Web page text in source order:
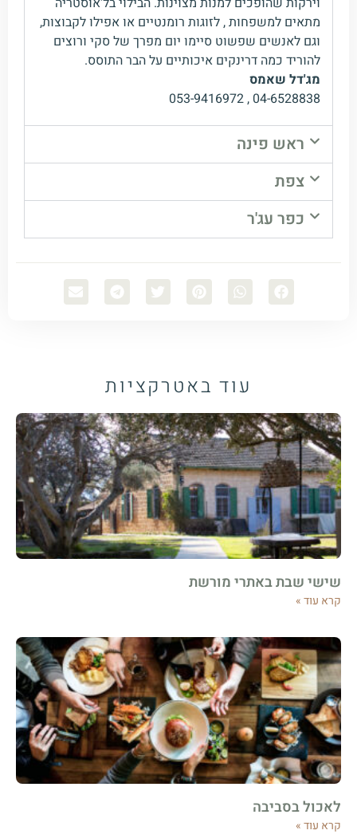
מתאים למשפחות , לזוגות רומנטיים או אפילו לקבוצות,
וגם לאנשים שפשוט סיימו יום מפרך של סקי ורוצים
להוריד כמה דרינקים איכותיים על הבר התוסס.
מג'דל שאמס
04-6528838 , 053-9416972
ראש פינה
צפת
כפר עג'ר
עוד באטרקציות
שישי שבת באתרי מורשת
קרא עוד »
לאכול בסביבה
קרא עוד »